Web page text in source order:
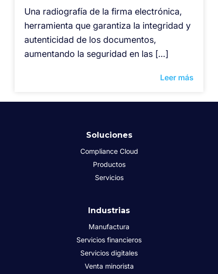
⁠Una radiografía de la firma electrónica,
herramienta que garantiza la integridad y
autenticidad de los documentos,
aumentando la seguridad en las […]
Leer más
Soluciones
Compliance Cloud
Productos
Servicios
Industrias
Manufactura
Servicios financieros
Servicios digitales
Venta minorista